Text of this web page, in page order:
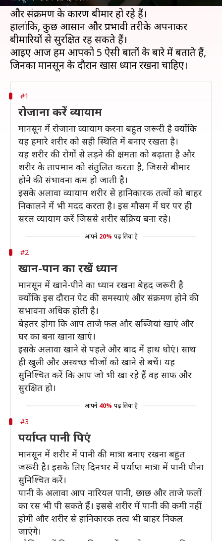
और संक्रमण के कारण बीमार हो रहे हैं।
हालांकि, कुछ आसान और प्रभावी तरीके अपनाकर
बीमारियों से सुरक्षित रह सकते हैं।
आइए आज हम आपको 5 ऐसी बातों के बारे में बताते हैं,
#1
रोजाना करें व्यायाम
मानसून में रोजाना व्यायाम करना बहुत जरूरी है क्योंकि
यह हमारे शरीर को सही स्थिति में बनाए रखता है।
यह शरीर की रोगों से लड़ने की क्षमता को बढ़ाता है और
शरीर के तापमान को संतुलित करता है, जिससे बीमार
होने की संभावना कम हो जाती है।
इसके अलावा व्यायाम शरीर से हानिकारक तत्वों को बाहर
निकालने में भी मदद करता है। इस मौसम में घर पर ही
सरल व्यायाम करें जिससे शरीर सक्रिय बना रहे।
आपने 20% पढ़ लिया है
#2
खान-पान का रखें ध्यान
मानसून में खाने-पीने का ध्यान रखना बेहद जरूरी है
क्योंकि इस दौरान पेट की समस्याएं और संक्रमण होने की
संभावना अधिक होती है।
बेहतर होगा कि आप ताजे फल और सब्जियां खाएं और
घर का बना खाना खाएं।
इसके अलावा खाने से पहले और बाद में हाथ धोएं। साथ
ही खुली और अस्वच्छ चीजों को खाने से बचें। यह
सुनिश्चित करें कि आप जो भी खा रहे हैं वह साफ और
सुरक्षित हो।
आपने 40% पढ़ लिया है
#3
पर्याप्त पानी पिएं
मानसून में शरीर में पानी की मात्रा बनाए रखना बहुत
जरूरी है। इसके लिए दिनभर में पर्याप्त मात्रा में पानी पीना
सुनिश्चित करें।
पानी के अलावा आप नारियल पानी, छाछ और ताजे फलों
का रस भी पी सकते हैं। इससे शरीर में पानी की कमी नहीं
होगी और शरीर से हानिकारक तत्व भी बाहर निकल
जाएंगे।